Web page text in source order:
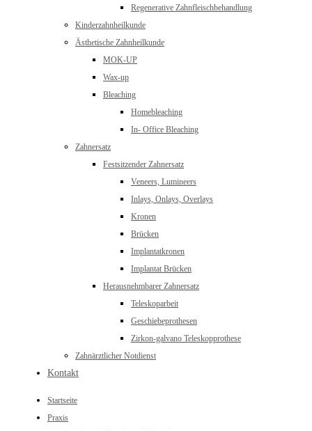
Regenerative Zahnfleischbehandlung
Kinderzahnheilkunde
Ästhetische Zahnheilkunde
MOK-UP
Wax-up
Bleaching
Homebleaching
In- Office Bleaching
Zahnersatz
Festsitzender Zahnersatz
Veneers, Lumineers
Inlays, Onlays, Overlays
Kronen
Brücken
Implantatkronen
Implantat Brücken
Herausnehmbarer Zahnersatz
Teleskoparbeit
Geschiebeprothesen
Zirkon-galvano Teleskopprothese
Zahnärztlicher Notdienst
Kontakt
Startseite
Praxis